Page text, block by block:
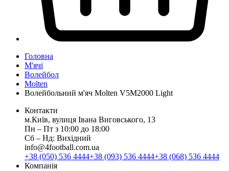
Головна
М'ячі
Волейбол
Molten
Волейбольний м'яч Molten V5M2000 Light
Контакти
м.Київ, вулиця Івана Виговського, 13
Пн ‒ Пт з 10:00 до 18:00
Сб ‒ Нд: Вихідний
info@4football.com.ua
+38 (050) 536 4444+38 (093) 536 4444+38 (068) 536 4444
Компанія